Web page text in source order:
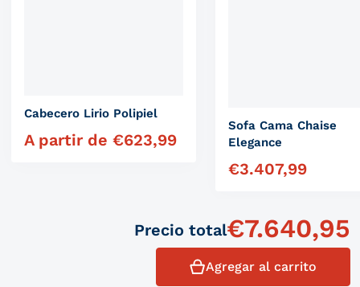
Cabecero Lirio Polipiel
Precio habitual
A partir de €623,99
Sofa Cama Chaise
Elegance
Precio habitual
€3.407,99
Precio total€7.640,95
Agregar al carrito